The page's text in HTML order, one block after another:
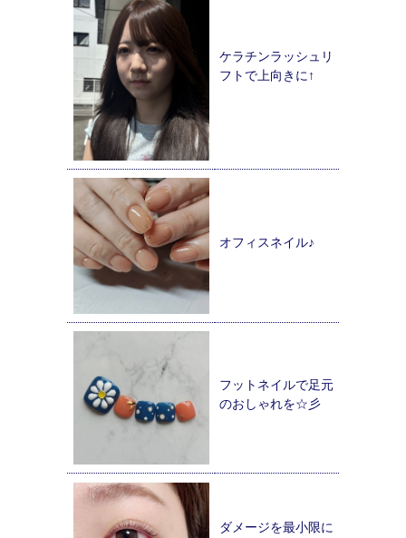
ケラチンラッシュリ
フトで上向きに↑
オフィスネイル♪
フットネイルで足元
のおしゃれを☆彡
ダメージを最小限に